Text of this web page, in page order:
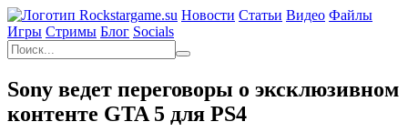
Новости Статьи Видео Файлы
Игры Cтримы Блог Socials
Sony ведет переговоры о эксклюзивном
контенте GTA 5 для PS4